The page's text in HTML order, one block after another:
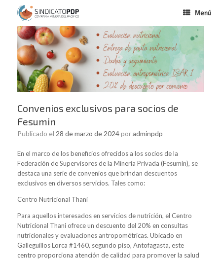
Menú
Convenios exclusivos para socios de
Fesumin
Publicado el 28 de marzo de 2024poradminpdp
En el marco de los beneficios ofrecidos a los socios de la
Federación de Supervisores de la Minería Privada (Fesumin), se
destaca una serie de convenios que brindan descuentos
exclusivos en diversos servicios. Tales como:
Centro Nutricional Thani
Para aquellos interesados en servicios de nutrición, el Centro
Nutricional Thani ofrece un descuento del 20% en consultas
nutricionales y evaluaciones antropométricas. Ubicado en
Galleguillos Lorca #1460, segundo piso, Antofagasta, este
centro proporciona atención de calidad para promover la salud